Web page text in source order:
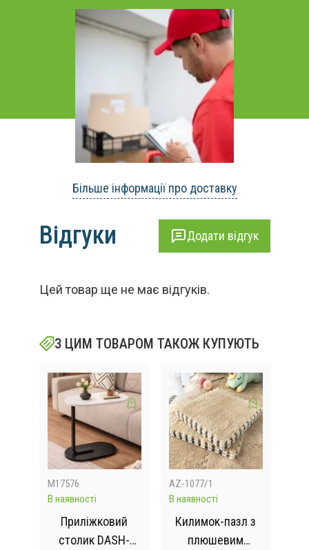
Більше інформації про доставку
Відгуки Додати відгук
Цей товар ще не має відгуків.
З ЦИМ ТОВАРОМ ТАКОЖ КУПУЮТЬ
M17576
В наявності
Приліжковий
столик DASH-
AZ-1077/1
В наявності
Килимок-пазл з
плюшевим